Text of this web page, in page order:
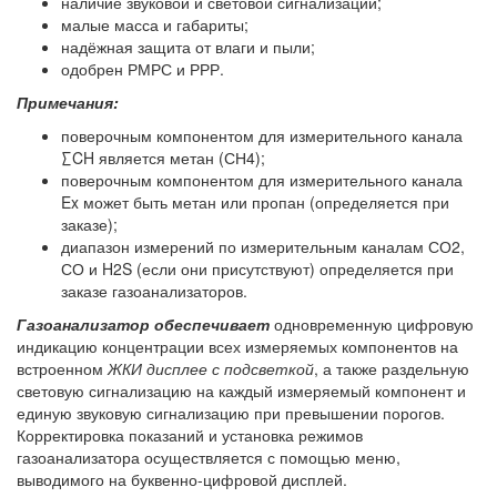
малые масса и габариты;
надёжная защита от влаги и пыли;
одобрен РМРС и РРР.
Примечания:
поверочным компонентом для измерительного канала
∑CH является метан (СН4);
поверочным компонентом для измерительного канала
Ex может быть метан или пропан (определяется при
заказе);
диапазон измерений по измерительным каналам СО2,
СО и H2S (если они присутствуют) определяется при
заказе газоанализаторов.
Газоанализатор обеспечивает одновременную цифровую
индикацию концентрации всех измеряемых компонентов на
встроенномЖКИ дисплее с подсветкой, а также раздельную
световую сигнализацию на каждый измеряемый компонент и
единую звуковую сигнализацию при превышении порогов.
Корректировка показаний и установка режимов
газоанализатора осуществляется с помощью меню,
выводимого на буквенно-цифровой дисплей.